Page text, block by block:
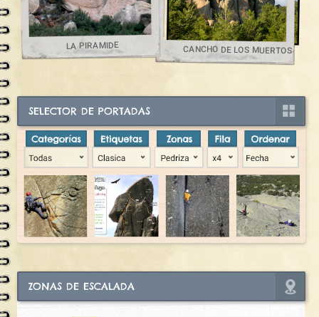
LA PIRAMIDE CANCHO DE LOS MUERTOS
SELECTOR DE PORTADAS
ZONAS DE ESCALADA